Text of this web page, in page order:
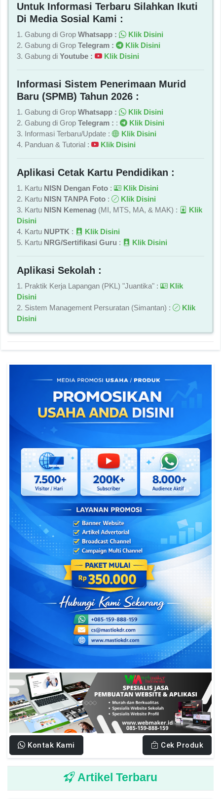
Untuk Informasi Terbaru Silahkan Ikuti
Di Media Sosial Kami :
1. Gabung di Grop Whatsapp :
Klik Disini
2. Gabung di Grop Telegram :
Klik Disini
3. Gabung di Youtube : Klik Disini
Informasi Sistem Penerimaan Murid
Baru (SPMB) Tahun 2026 :
1. Gabung di Grop Whatsapp :
Klik Disini
2. Gabung di Grop Telegram : :
Klik Disini
3. Informasi Terbaru/Update :
Klik Disini
4. Panduan & Tutorial :
Klik Disini
Aplikasi Cetak Kartu Pendidikan :
1. Kartu NISN Dengan Foto :
Klik Disini
2. Kartu NISN TANPA Foto :
Klik Disini
3. Kartu NISN Kemenag (MI, MTS, MA, & MAK) :
Klik
Disini
4. Kartu NUPTK :
Klik Disini
5. Kartu NRG/Sertifikasi Guru : Klik Disini
Aplikasi Sekolah :
1. Praktik Kerja Lapangan (PKL) "Juantika" :
Klik
Disini
2. Sistem Management Persuratan (Simantan) :
Klik
Disini
Kontak Kami Cek Produk
Artikel Terbaru